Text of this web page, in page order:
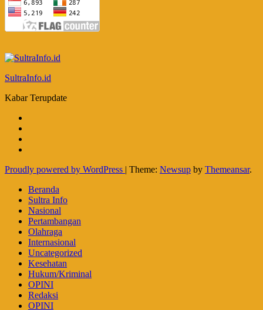
SultraInfo.id
Kabar Terupdate
Proudly powered by WordPress | Theme: Newsup by Themeansar.
Beranda
Sultra Info
Nasional
Pertambangan
Olahraga
Internasional
Uncategorized
Kesehatan
Hukum/Kriminal
OPINI
Redaksi
OPINI